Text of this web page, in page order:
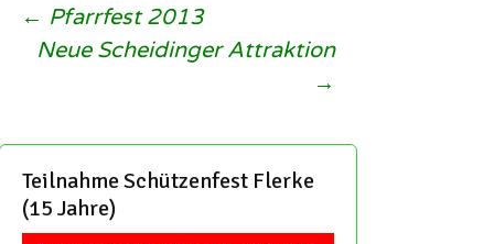
← Pfarrfest 2013
Neue Scheidinger Attraktion
→
Teilnahme Schützenfest Flerke
(15 Jahre)